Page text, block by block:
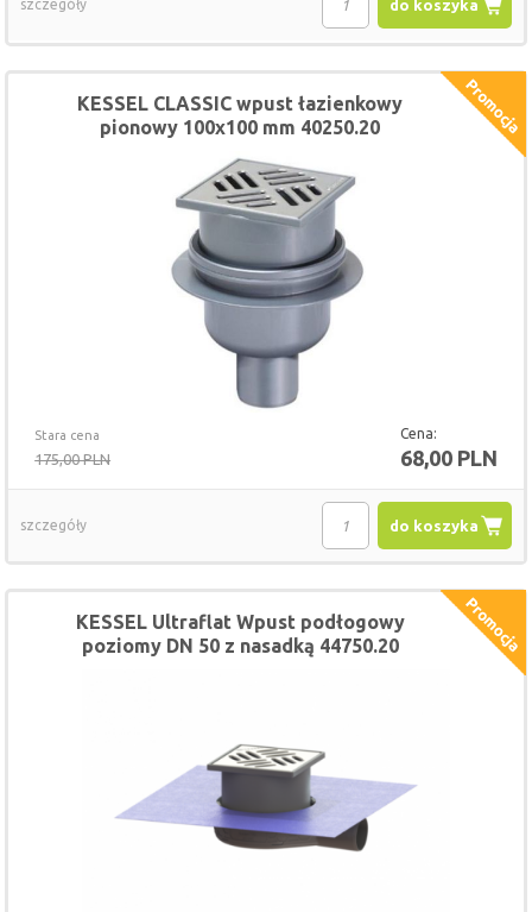
do koszyka
szczegóły
Stara cena
175,00 PLN
Cena:
68,00 PLN
KESSEL CLASSIC wpust łazienkowy
pionowy 100x100 mm 40250.20
do koszyka
szczegóły
KESSEL Ultraflat Wpust podłogowy
poziomy DN 50 z nasadką 44750.20